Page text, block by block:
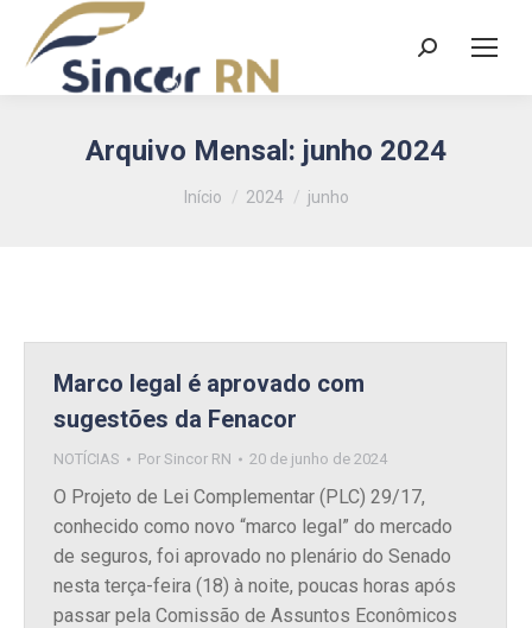
Search:
Arquivo Mensal: junho 2024
Você está aqui:
Início 2024 junho
Marco legal é aprovado com
sugestões da Fenacor
NOTÍCIAS Por Sincor RN 20 de junho de 2024
O Projeto de Lei Complementar (PLC) 29/17,
conhecido como novo “marco legal” do mercado
de seguros, foi aprovado no plenário do Senado
nesta terça-feira (18) à noite, poucas horas após
passar pela Comissão de Assuntos Econômicos